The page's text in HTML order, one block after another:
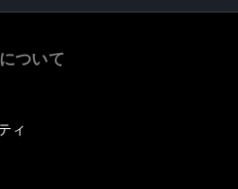
ついて
ィ